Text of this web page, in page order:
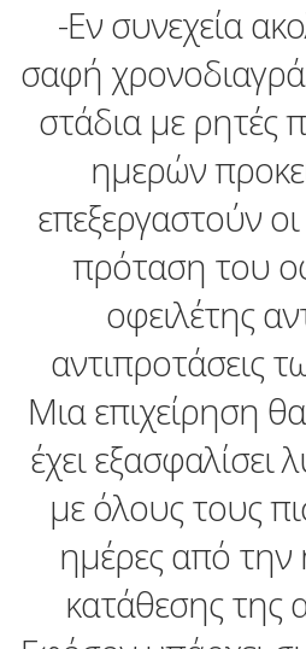
-Εν συνεχεία
σαφή
στάδια με ρητές
ημερών
επεξεργαστούν
πρόταση του
οφειλέτης
αντιπροτάσεις
Μια επιχείρηση
έχει εξασφαλίσει
με όλους τους
ημέρες από
κατάθεσης της